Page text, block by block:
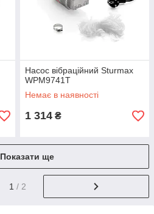
Насос вібраційний Sturmax
WPM9741T
Немає в наявності
1 314 ₴
Показати ще
1 / 2